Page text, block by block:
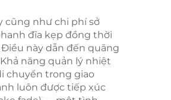
cũng như chi phí sở
đĩa kẹp đồng thời
này dẫn đến quãng
năng quản lý nhiệt
chuyển trong giao
luôn được tiếp xúc